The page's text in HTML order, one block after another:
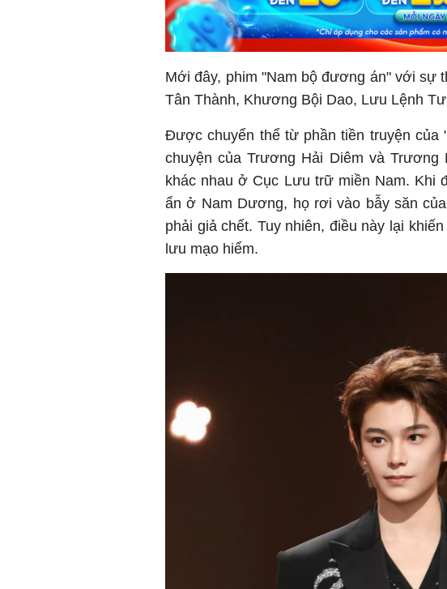
Mới đây, phim "Nam bộ đương án" với sự
Tân Thành, Khương Bội Dao, Lưu Lệnh
Được chuyển thể từ phần tiền truyện của
chuyện của Trương Hải Diêm và
khác nhau ở Cục Lưu trữ miền Nam. Khi
ẩn ở Nam Dương, họ rơi vào bẫy săn
phải giả chết. Tuy nhiên, điều này lại
lưu mạo hiểm.